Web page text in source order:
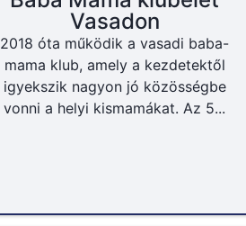
Vasadon
2018 óta működik a vasadi baba-
mama klub, amely a kezdetektől
igyekszik nagyon jó közösségbe
vonni a helyi kismamákat. Az 5...